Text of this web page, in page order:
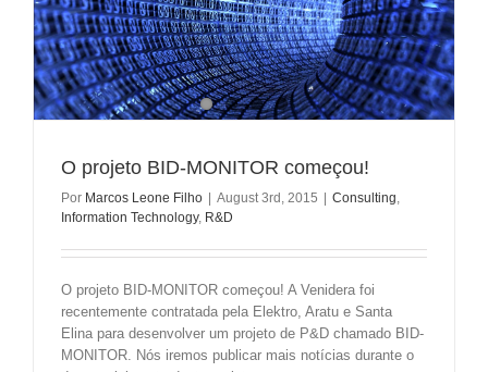
O projeto BID-MONITOR começou!
Por Marcos Leone Filho August 3rd, 2015 Consulting,
Information Technology, R&D
O projeto BID-MONITOR começou! A Venidera foi
recentemente contratada pela Elektro, Aratu e Santa
Elina para desenvolver um projeto de P&D chamado BID-
MONITOR. Nós iremos publicar mais notícias durante o